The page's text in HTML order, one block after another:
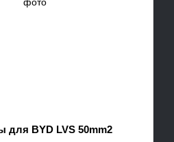
для BYD LVS 50mm2